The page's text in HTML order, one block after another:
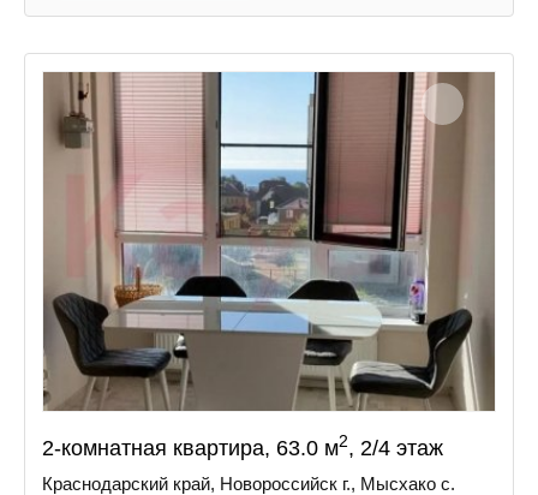
2-комнатная квартира, 63.0 м2, 2/4 этаж
Краснодарский край, Новороссийск г., Мысхако с.